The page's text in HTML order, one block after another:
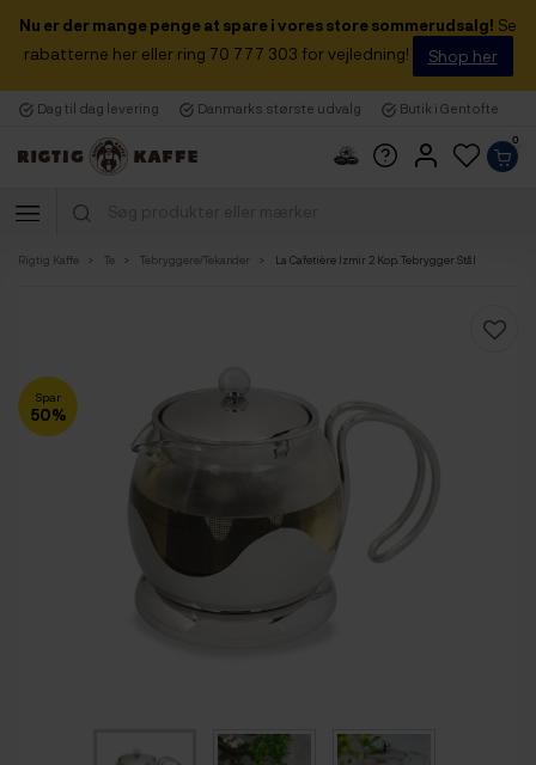
Nu er der mange penge at spare i vores store sommerudsalg! Se
rabatterne her eller ring 70 777 303 for vejledning!
Shop her
Dag til dag levering Danmarks største udvalg Butik i Gentofte
0
Rigtig Kaffe Te Tebryggere/Tekander La Cafetière Izmir 2 Kop. Tebrygger Stål
Spar
50%